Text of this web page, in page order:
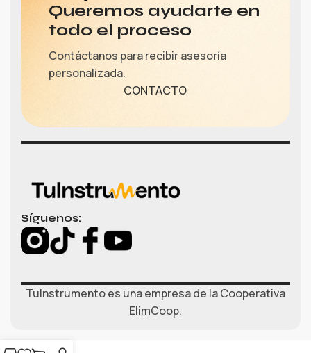
Queremos ayudarte en
todo el proceso
Contáctanos para recibir asesoría
personalizada.
CONTACTO
Síguenos:
TuInstrumento es una empresa de la Cooperativa
ElimCoop.